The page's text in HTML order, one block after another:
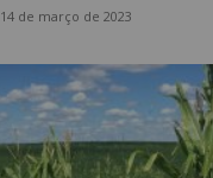
14 de março de 2023